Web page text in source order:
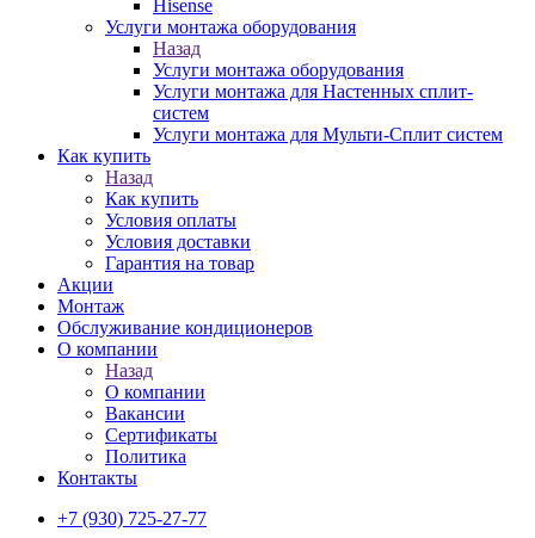
Hisense
Услуги монтажа оборудования
Назад
Услуги монтажа оборудования
Услуги монтажа для Настенных сплит-
систем
Услуги монтажа для Мульти-Сплит систем
Как купить
Назад
Как купить
Условия оплаты
Условия доставки
Гарантия на товар
Акции
Монтаж
Обслуживание кондиционеров
О компании
Назад
О компании
Вакансии
Сертификаты
Политика
Контакты
+7 (930) 725-27-77